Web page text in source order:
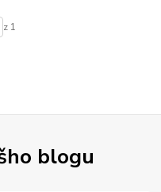
z 1
blogu